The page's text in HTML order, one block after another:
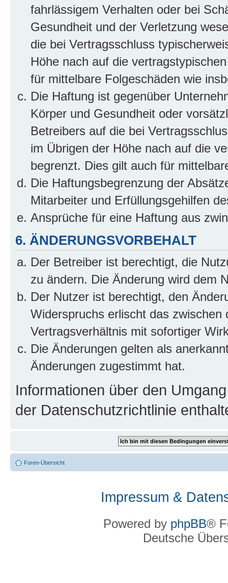
fahrlässigem Verhalten oder bei
Gesundheit und der Verletzung
die bei Vertragsschluss
Höhe nach auf die
für mittelbare Folgeschäden wie
Die Haftung ist gegenüber
Körper und Gesundheit oder
Betreibers auf die bei
im Übrigen der Höhe nach auf die
begrenzt. Dies gilt auch für
Die Haftungsbegrenzung der
Mitarbeiter und Erfüllungsgehilfen
Ansprüche für eine Haftung aus
6. ÄNDERUNGSVORBEHALT
Der Betreiber ist berechtigt, die
zu ändern. Die Änderung wird dem
Der Nutzer ist berechtigt, den
Widerspruchs erlischt das
Vertragsverhältnis mit sofortiger
Die Änderungen gelten als
Änderungen zugestimmt hat.
Informationen über den
der Datenschutzrichtlinie
Foren-Übersicht
Impressum &
Powered by phpBB®
Deutsche